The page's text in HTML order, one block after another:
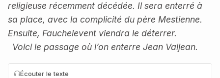
religieuse récemment décédée. Il sera enterré à
sa place, avec la complicité du père Mestienne.
Ensuite, Fauchelevent viendra le déterrer.
Voici le passage où l’on enterre Jean Valjean.
Écouter le texte